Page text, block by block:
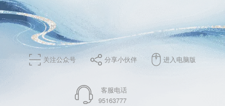
关注公众号 分享小伙伴 进入电脑版
客服电话
95163777